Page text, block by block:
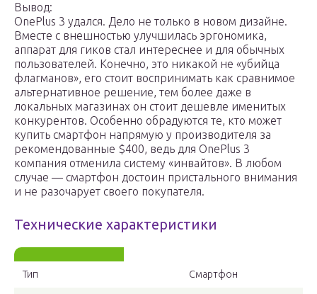
Вывод:
OnePlus 3 удался. Дело не только в новом дизайне.
Вместе с внешностью улучшилась эргономика,
аппарат для гиков стал интереснее и для обычных
пользователей. Конечно, это никакой не «убийца
флагманов», его стоит воспринимать как сравнимое
альтернативное решение, тем более даже в
локальных магазинах он стоит дешевле именитых
конкурентов. Особенно обрадуются те, кто может
купить смартфон напрямую у производителя за
рекомендованные $400, ведь для OnePlus 3
компания отменила систему «инвайтов». В любом
случае — смартфон достоин пристального внимания
и не разочарует своего покупателя.
Технические характеристики
Тип Смартфон